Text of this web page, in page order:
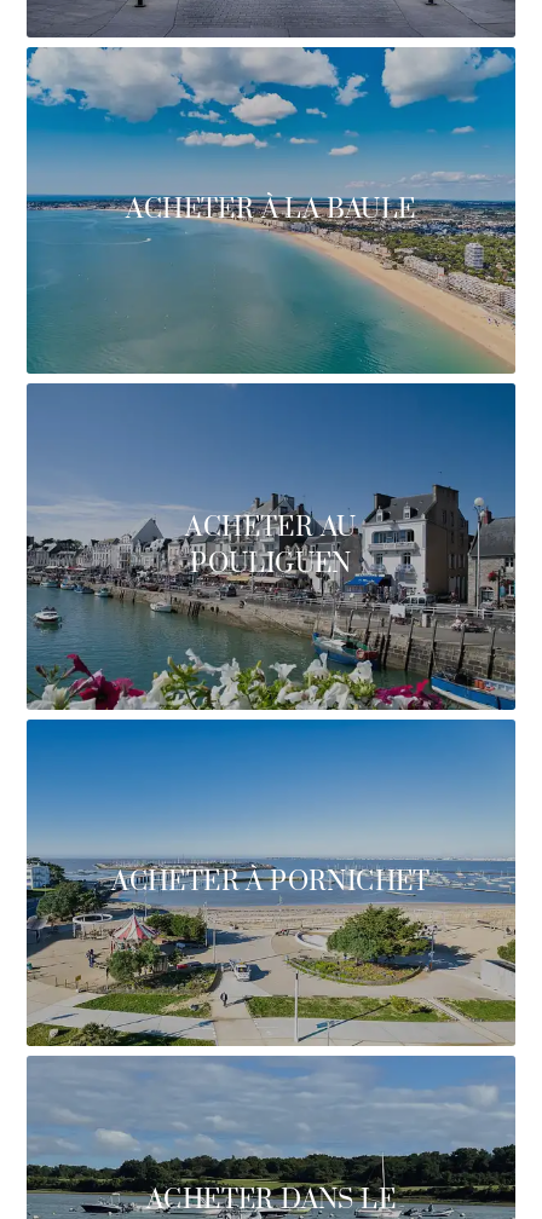
ACHETER À LA BAULE
ACHETER AU
POULIGUEN
ACHETER À PORNICHET
ACHETER DANS LE